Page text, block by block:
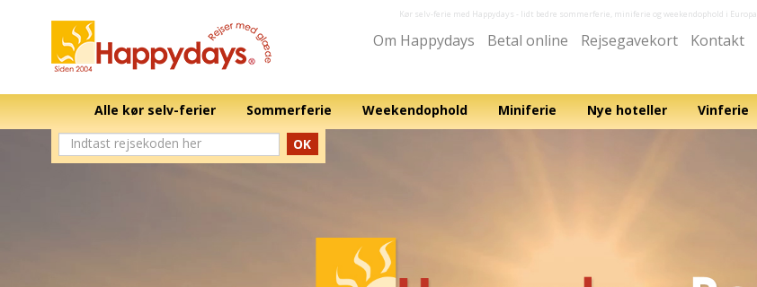
Kør selv-ferie med Happydays - lidt bedre sommerferie, miniferie og weekendophold i Europa
Om Happydays Betal online Rejsegavekort Kontakt
Alle kør selv-ferier Sommerferie Weekendophold Miniferie Nye hoteller Vinferie
OK